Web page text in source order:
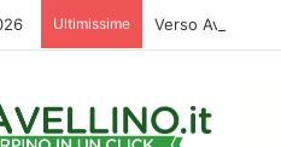
Ultimissime Verso Avellino-